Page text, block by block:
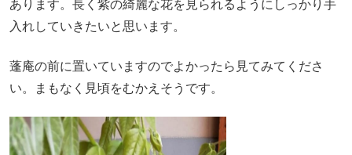
あります。長く紫の綺麗な花を見られるようにしっかり手
入れしていきたいと思います。
蓬庵の前に置いていますのでよかったら見てみてくださ
い。まもなく見頃をむかえそうです。